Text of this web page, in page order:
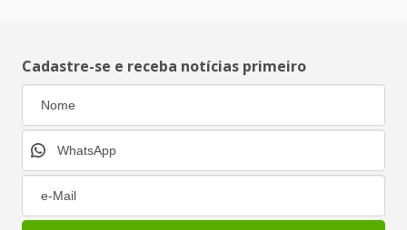
Cadastre-se e receba notícias primeiro